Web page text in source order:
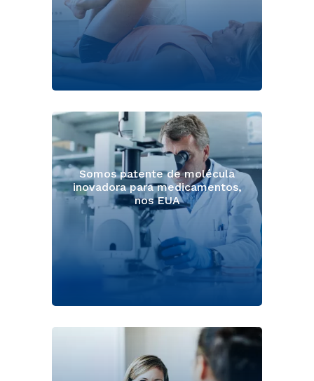
Somos patente de molécula
inovadora para medicamentos,
nos EUA